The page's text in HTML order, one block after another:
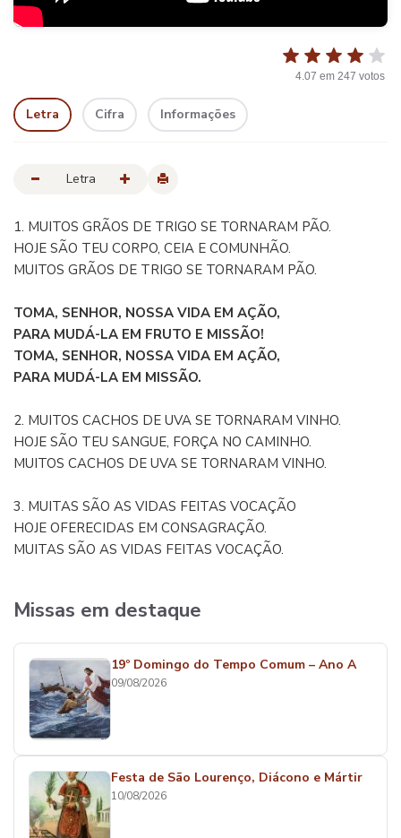
4.07 em 247 votos
Letra Cifra Informações
Letra
1. MUITOS GRÃOS DE TRIGO SE TORNARAM PÃO.
HOJE SÃO TEU CORPO, CEIA E COMUNHÃO.
MUITOS GRÃOS DE TRIGO SE TORNARAM PÃO.
TOMA, SENHOR, NOSSA VIDA EM AÇÃO,
PARA MUDÁ-LA EM FRUTO E MISSÃO!
TOMA, SENHOR, NOSSA VIDA EM AÇÃO,
PARA MUDÁ-LA EM MISSÃO.
2. MUITOS CACHOS DE UVA SE TORNARAM VINHO.
HOJE SÃO TEU SANGUE, FORÇA NO CAMINHO.
MUITOS CACHOS DE UVA SE TORNARAM VINHO.
3. MUITAS SÃO AS VIDAS FEITAS VOCAÇÃO
HOJE OFERECIDAS EM CONSAGRAÇÃO.
MUITAS SÃO AS VIDAS FEITAS VOCAÇÃO.
Missas em destaque
19º Domingo do Tempo Comum – Ano A
09/08/2026
Festa de São Lourenço, Diácono e Mártir
10/08/2026